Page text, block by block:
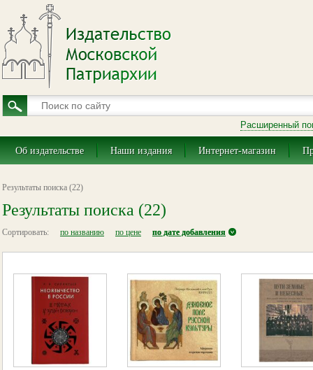
Расширенный
Об издательстве Наши издания Интернет-магазин
Результаты поиска (22)
Результаты поиска (22)
Сортировать: по названию по цене по дате добавления